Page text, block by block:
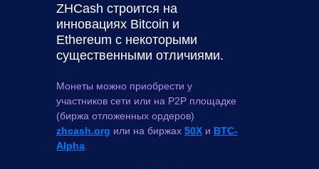
ZHCash строится на
инновациях Bitcoin и
Ethereum с некоторыми
существенными отличиями.
Монеты можно приобрести у
участников сети или на P2P площадке
(биржа отложенных ордеров)
zhcash.org или на биржах 50X и BTC-
Alpha